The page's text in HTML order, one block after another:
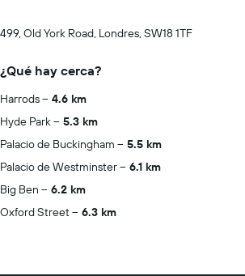
499, Old York Road, Londres, SW18 1TF
¿Qué hay cerca?
Harrods
4.6 km
Hyde Park
5.3 km
Palacio de Buckingham
5.5 km
Palacio de Westminster
6.1 km
Big Ben
6.2 km
Oxford Street
6.3 km